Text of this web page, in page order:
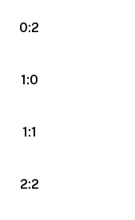
0:2
1:0
1:1
2:2